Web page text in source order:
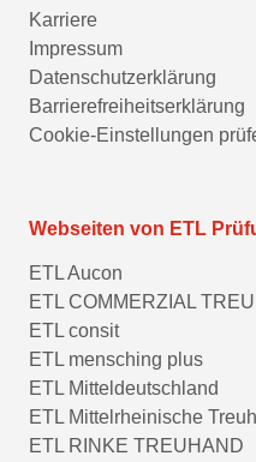
Karriere
Impressum
Datenschutzerklärung
Barrierefreiheitserklärung
Cookie-Einstellungen
Webseiten von ETL
ETL Aucon
ETL COMMERZIAL
ETL consit
ETL mensching plus
ETL Mitteldeutschland
ETL Mittelrheinische
ETL RINKE TREUHAND